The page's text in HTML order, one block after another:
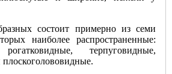
состоит примерно из семи
наиболее распространенные:
терпуговидные,